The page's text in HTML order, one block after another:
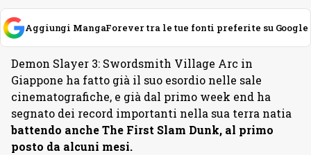
Aggiungi MangaForever tra le tue fonti preferite su Google
Demon Slayer 3: Swordsmith Village Arc in
Giappone ha fatto già il suo esordio nelle sale
cinematografiche, e già dal primo week end ha
segnato dei record importanti nella sua terra natia
battendo anche The First Slam Dunk, al primo
posto da alcuni mesi.